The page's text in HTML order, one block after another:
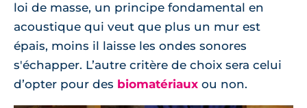
loi de masse, un principe fondamental en
acoustique qui veut que plus un mur est
épais, moins il laisse les ondes sonores
s'échapper. L’autre critère de choix sera celui
d’opter pour des biomatériaux ou non.